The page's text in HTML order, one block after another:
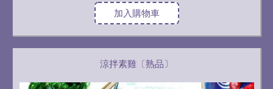
加入購物車
涼拌素雞〔熟品〕